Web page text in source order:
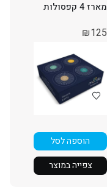
מארז 4 קפסולות
₪125
הוספה לסל
צפייה במוצר